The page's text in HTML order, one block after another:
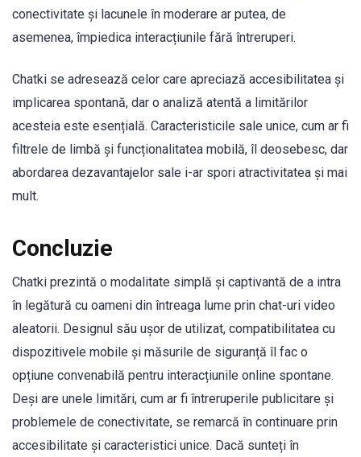
conectivitate și lacunele în moderare ar putea, de
asemenea, împiedica interacțiunile fără întreruperi.
Chatki se adresează celor care apreciază accesibilitatea și
implicarea spontană, dar o analiză atentă a limitărilor
acesteia este esențială. Caracteristicile sale unice, cum ar fi
filtrele de limbă și funcționalitatea mobilă, îl deosebesc, dar
abordarea dezavantajelor sale i-ar spori atractivitatea și mai
mult.
Concluzie
Chatki prezintă o modalitate simplă și captivantă de a intra
în legătură cu oameni din întreaga lume prin chat-uri video
aleatorii. Designul său ușor de utilizat, compatibilitatea cu
dispozitivele mobile și măsurile de siguranță îl fac o
opțiune convenabilă pentru interacțiunile online spontane.
Deși are unele limitări, cum ar fi întreruperile publicitare și
problemele de conectivitate, se remarcă în continuare prin
accesibilitate și caracteristici unice. Dacă sunteți în